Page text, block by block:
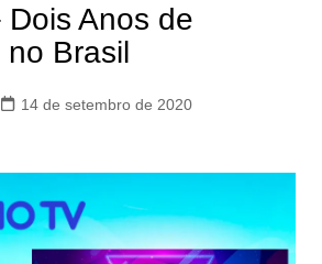
Dois Anos de
Brasil
14 de setembro de 2020